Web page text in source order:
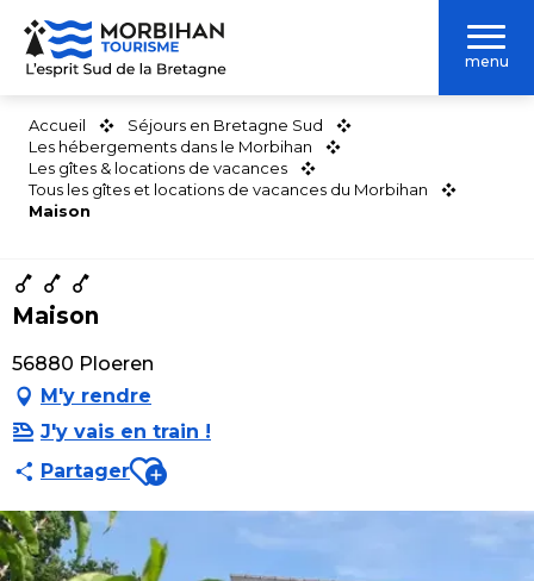
Aller
contenu
menu
Accueil
Séjours en Bretagne Sud
Les hébergements dans le Morbihan
Les gîtes & locations de vacances
Tous les gîtes et locations de vacances du Morbihan
Maison
Maison
56880 Ploeren
M'y rendre
J'y vais en train !
PartagerAjouter aux favoris